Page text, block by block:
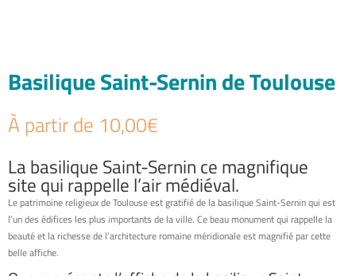
Basilique Saint-Sernin de Toulouse
À partir de 10,00€
La basilique Saint-Sernin ce magnifique
site qui rappelle l’air médiéval.
Le patrimoine religieux de Toulouse est gratifié de la basilique Saint-Sernin qui est
l’un des édifices les plus importants de la ville. Ce beau monument qui rappelle la
beauté et la richesse de l’architecture romaine méridionale est magnifié par cette
belle affiche.